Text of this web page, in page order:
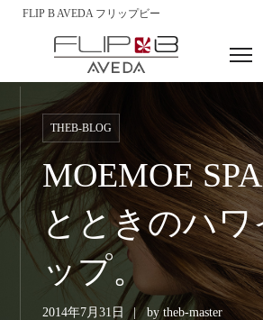
FLIP B AVEDA フリップビー
THEB-BLOG
MOEMOE
とときのハワ
ップ。
2014年7月31日 by theb-master